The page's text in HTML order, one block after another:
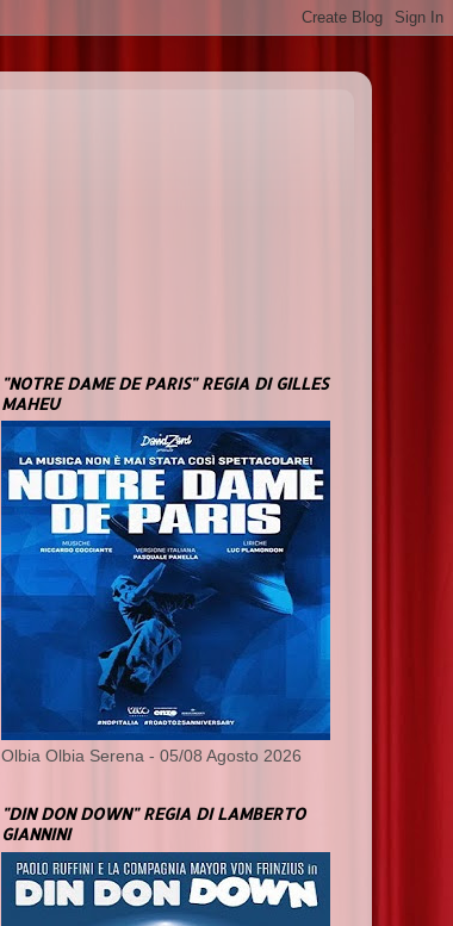
"NOTRE DAME DE PARIS" REGIA DI GILLES
MAHEU
Olbia Olbia Serena - 05/08 Agosto 2026
"DIN DON DOWN" REGIA DI LAMBERTO
GIANNINI